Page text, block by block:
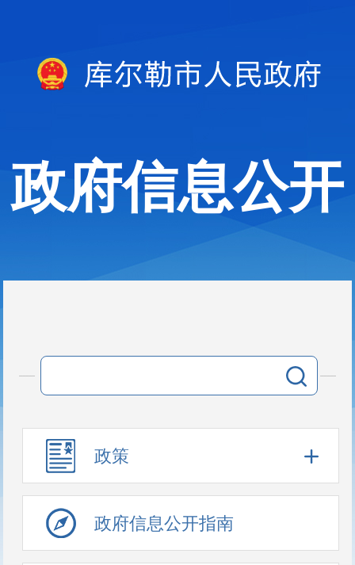
政府信息公开
政策
政府信息公开指南